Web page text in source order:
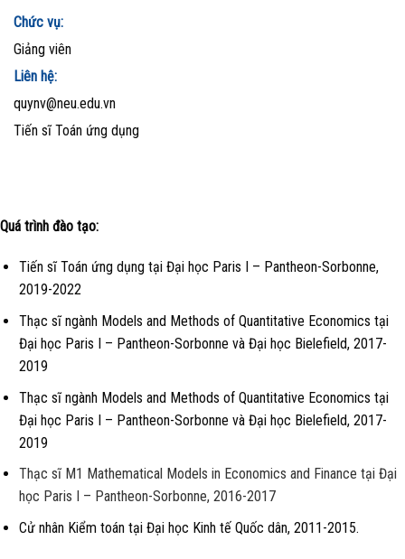
Chức vụ:
Giảng viên
Liên hệ:
quynv@neu.edu.vn
Tiến sĩ Toán ứng dụng
Quá trình đào tạo:
Tiến sĩ Toán ứng dụng tại Đại học Paris I – Pantheon-Sorbonne,
2019-2022
Thạc sĩ ngành Models and Methods of Quantitative Economics tại
Đại học Paris I – Pantheon-Sorbonne và Đại học Bielefield, 2017-
2019
Thạc sĩ ngành Models and Methods of Quantitative Economics tại
Đại học Paris I – Pantheon-Sorbonne và Đại học Bielefield, 2017-
2019
Thạc sĩ M1 Mathematical Models in Economics and Finance tại Đại
học Paris I – Pantheon-Sorbonne, 2016-2017
Cử nhân Kiểm toán tại Đại học Kinh tế Quốc dân, 2011-2015.